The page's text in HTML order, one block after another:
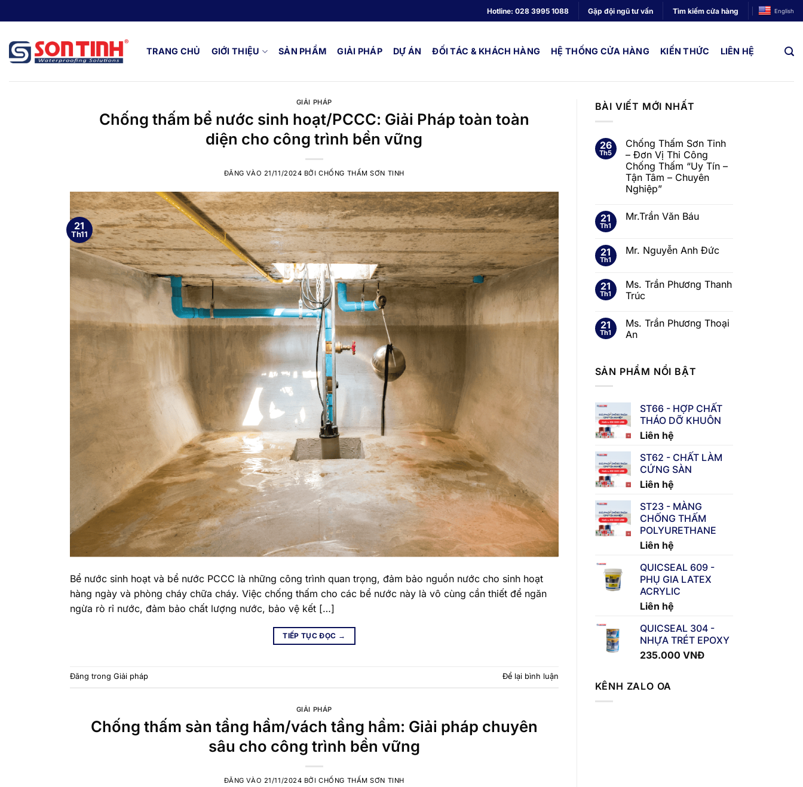
qua
dung
Hotline: 028 3995 1088 Gặp đội ngũ tư vấn Tìm kiếm cửa hàng English
TRANG CHỦ GIỚI THIỆU SẢN PHẨM GIẢI PHÁP DỰ ÁN ĐỐI TÁC & KHÁCH HÀNG HỆ THỐNG CỬA HÀNG KIẾN THỨC LIÊN HỆ
GIẢI PHÁP
Chống thấm bể nước sinh hoạt/PCCC: Giải Pháp toàn toàn
diện cho công trình bền vững
ĐĂNG VÀO 21/11/2024 BỞICHỐNG THẤM SƠN TINH
21
Th11
Bể nước sinh hoạt và bể nước PCCC là những công trình quan trọng, đảm bảo nguồn nước cho sinh hoạt
hàng ngày và phòng cháy chữa cháy. Việc chống thấm cho các bể nước này là vô cùng cần thiết để ngăn
ngừa rò rỉ nước, đảm bảo chất lượng nước, bảo vệ kết […]
TIẾP TỤC ĐỌC →
Đăng trong Giải pháp Để lại bình luận
GIẢI PHÁP
Chống thấm sàn tầng hầm/vách tầng hầm: Giải pháp chuyên
sâu cho công trình bền vững
ĐĂNG VÀO 21/11/2024 BỞICHỐNG THẤM SƠN TINH
BÀI VIẾT MỚI NHẤT
26
Th5
Chống Thấm Sơn Tinh
– Đơn Vị Thi Công
Chống Thấm “Uy Tín –
Tận Tâm – Chuyên
Nghiệp”
21
Th1
Mr.Trần Văn Báu
21
Th1
Mr. Nguyễn Anh Đức
21
Th1
Ms. Trần Phương Thanh
Trúc
21
Th1
Ms. Trần Phương Thoại
An
SẢN PHẨM NỔI BẬT
ST66 - HỢP CHẤT
THÁO DỠ KHUÔN
Liên hệ
ST62 - CHẤT LÀM
CỨNG SÀN
Liên hệ
ST23 - MÀNG
CHỐNG THẤM
POLYURETHANE
Liên hệ
QUICSEAL 609 -
PHỤ GIA LATEX
ACRYLIC
Liên hệ
QUICSEAL 304 -
NHỰA TRÉT EPOXY
235.000 VNĐ
KÊNH ZALO OA